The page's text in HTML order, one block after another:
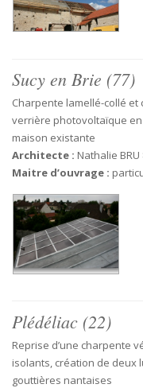
Sucy en Brie (77)
Charpente lamellé-collé et
verrière photovoltaïque en
maison existante
Architecte : Nathalie
Maitre d’ouvrage :
Plédéliac (22)
Reprise d’une charpente
isolants, création de deux
gouttières nantaises